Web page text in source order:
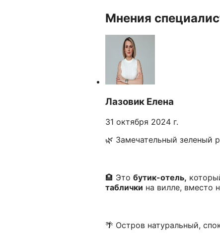
Мнения
Лазовик Елена
31 октября 2024 г.
🌿 Замечательный зеленый
🏨 Это бутик-отель,
таблички на вилле, вместо
🌴 Остров натуральный,